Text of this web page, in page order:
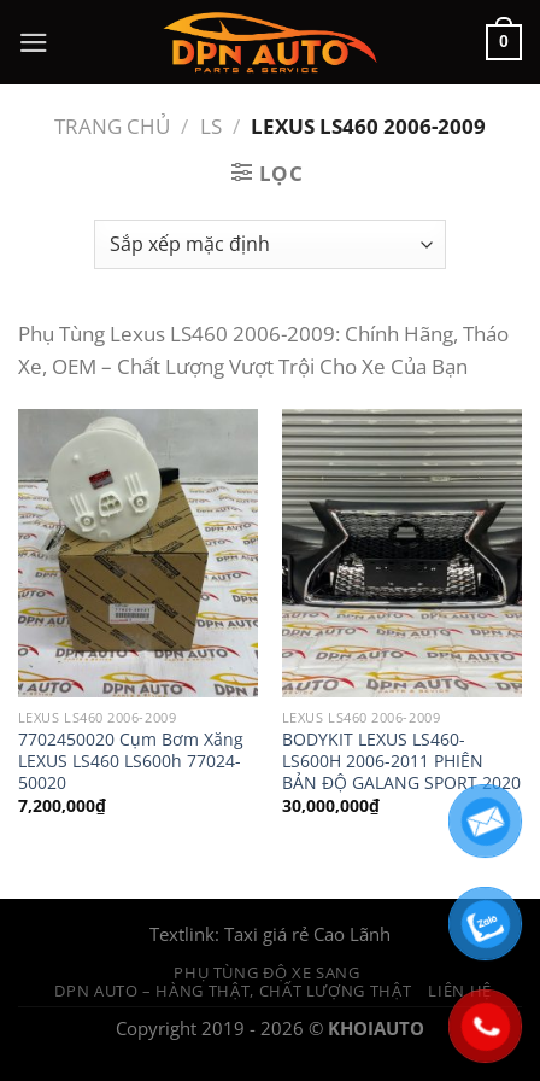
đến
nội
0
TRANG CHỦ / LS / LEXUS LS460 2006-2009
LỌC
Phụ Tùng Lexus LS460 2006-2009: Chính Hãng, Tháo
Xe, OEM – Chất Lượng Vượt Trội Cho Xe Của Bạn
LEXUS LS460 2006-2009
7702450020 Cụm Bơm Xăng
LEXUS LS460 LS600h 77024-
50020
7,200,000₫
LEXUS LS460 2006-2009
BODYKIT LEXUS LS460-
LS600H 2006-2011 PHIÊN
BẢN ĐỘ GALANG SPORT 2020
30,000,000₫
Textlink: Taxi giá rẻ Cao Lãnh
PHỤ TÙNG ĐỘ XE SANG
DPN AUTO – HÀNG THẬT, CHẤT LƯỢNG THẬT
LIÊN HỆ
Copyright 2019 - 2026 © KHOIAUTO